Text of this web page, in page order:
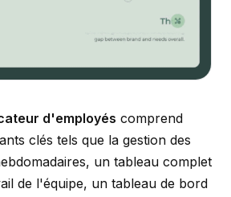
d'employés comprend
clés tels que la gestion des
un tableau complet
de l'équipe, un tableau de bord